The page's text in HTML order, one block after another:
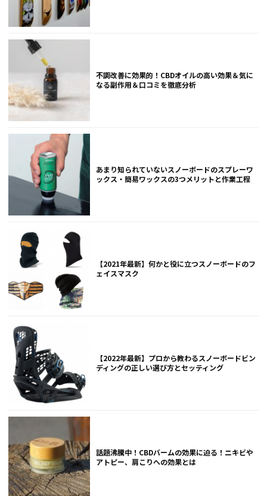
不調改善に効果的！CBDオイルの高い効果＆気に
なる副作用＆口コミを徹底分析
あまり知られていないスノーボードのスプレーワ
ックス・簡易ワックスの3つメリットと作業工程
【2021年最新】何かと役に立つスノーボードのフ
ェイスマスク
【2022年最新】プロから教わるスノーボードビン
ディングの正しい選び方とセッティング
話題沸騰中！CBDバームの効果に迫る！ニキビや
アトピー、肩こりへの効果とは